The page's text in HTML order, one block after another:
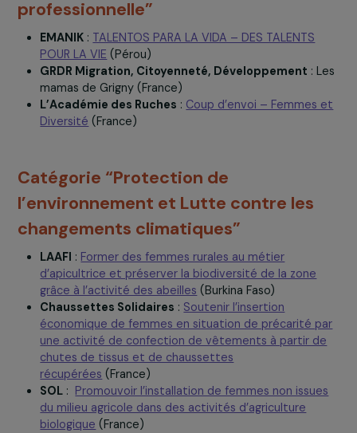
détenues pour le respect de leurs droits
fondamentaux(Sénégal)
Catégorie “Formation et insertion
professionnelle”
POUR LA VIE(Pérou)
GRDR Migration, Citoyenneté, Développement
L’Académie des Ruches:Coup d’envoi –
Diversité(France)
Catégorie “Protection de
l’environnement et Lutte contre les
changements climatiques”
LAAFI: Former des femmes rurales au métier
d’apicultrice et préserver la biodiversité de la zone